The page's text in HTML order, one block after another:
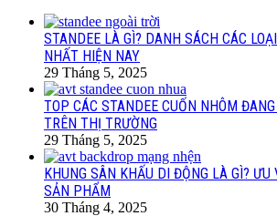
STANDEE LÀ GÌ? DANH SÁCH CÁC
NHẤT HIỆN NAY
29 Tháng 5, 2025
TOP CÁC STANDEE CUỐN NHÔM
TRÊN THỊ TRƯỜNG
29 Tháng 5, 2025
KHUNG SÂN KHẤU DI ĐỘNG LÀ GÌ? ƯU
SẢN PHẨM
30 Tháng 4, 2025